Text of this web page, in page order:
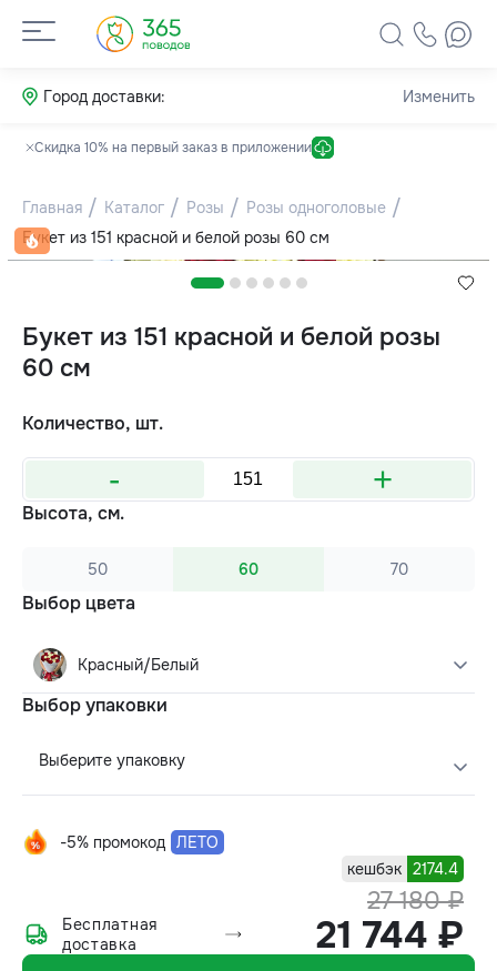
Город доставки: Изменить
Скидка 10% на первый заказ в приложении
Главная Каталог Розы
Розы одноголовые
Букет из 151 красной и белой розы 60 см
Букет из 151 красной и белой розы
60 см
Количество, шт.
- +
Высота, см.
50 60 70
Выбор цвета
Красный/Белый
Выбор упаковки
Выберите упаковку
-5% промокод ЛЕТО
кешбэк 2174.4
27 180 ₽
21 744 ₽
Бесплатная
доставка